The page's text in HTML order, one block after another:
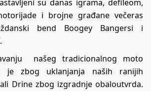
su danas igrama, defileom,
i brojne građane večeras
bend Boogey Bangersi i
našeg tradicionalnog moto
je zbog uklanjanja naših ranijih
Drine zbog izgradnje obaloutvrda.